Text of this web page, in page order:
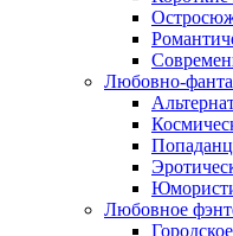
Любовно-
Любовное